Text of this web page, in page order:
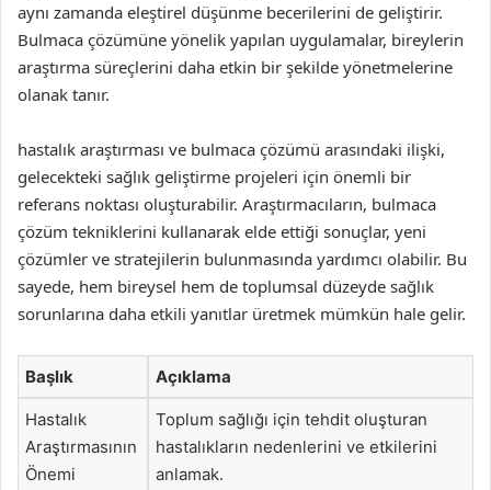
aynı zamanda eleştirel düşünme becerilerini de geliştirir.
Bulmaca çözümüne yönelik yapılan uygulamalar, bireylerin
araştırma süreçlerini daha etkin bir şekilde yönetmelerine
olanak tanır.
hastalık araştırması ve bulmaca çözümü arasındaki ilişki,
gelecekteki sağlık geliştirme projeleri için önemli bir
referans noktası oluşturabilir. Araştırmacıların, bulmaca
çözüm tekniklerini kullanarak elde ettiği sonuçlar, yeni
çözümler ve stratejilerin bulunmasında yardımcı olabilir. Bu
sayede, hem bireysel hem de toplumsal düzeyde sağlık
sorunlarına daha etkili yanıtlar üretmek mümkün hale gelir.
Başlık Açıklama
Hastalık
Araştırmasının
Önemi
Toplum sağlığı için tehdit oluşturan
hastalıkların nedenlerini ve etkilerini
anlamak.